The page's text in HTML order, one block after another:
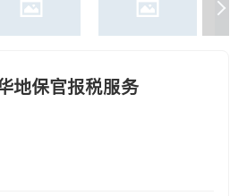
地保官报税服务